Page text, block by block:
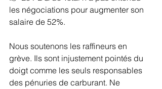
les négociations pour augmenter son
salaire de 52%.
Nous soutenons les raffineurs en
grève. Ils sont injustement pointés du
doigt comme les seuls responsables
des pénuries de carburant. Ne